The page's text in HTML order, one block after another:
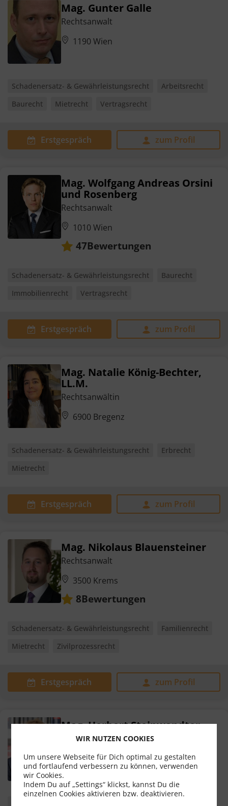
Mag. Gunter Galle
Rechtsanwalt
1190 Wien
Schadenersatz- & Gewährleistungsrecht
Arbeitsrecht
Baurecht
Mietrecht Vertragsrecht
Erstgespräch zum Profil
Mag. Wolfgang Andreas Orsini
und Rosenberg
Rechtsanwalt
1010 Wien
47Bewertungen
Schadenersatz- & Gewährleistungsrecht
Baurecht
Immobilienrecht
Vertragsrecht
Erstgespräch zum Profil
Mag. Natalie König-Bechter,
LL.M.
Rechtsanwältin
6900 Bregenz
Schadenersatz- & Gewährleistungsrecht
Erbrecht
Mietrecht
Erstgespräch zum Profil
Mag. Nikolaus Blauensteiner
Rechtsanwalt
3500 Krems
8Bewertungen
Schadenersatz- & Gewährleistungsrecht
Familienrecht
Mietrecht
Zivilprozessrecht
Erstgespräch zum Profil
Mag. Herbert Steinwandter
Rechtsanwalt
9500 Villach
WIR NUTZEN COOKIES
Um unsere Webseite für Dich optimal zu gestalten
und fortlaufend verbessern zu können, verwenden
wir Cookies.
Indem Du auf „Settings“ klickst, kannst Du die
einzelnen Cookies aktivieren bzw. deaktivieren.